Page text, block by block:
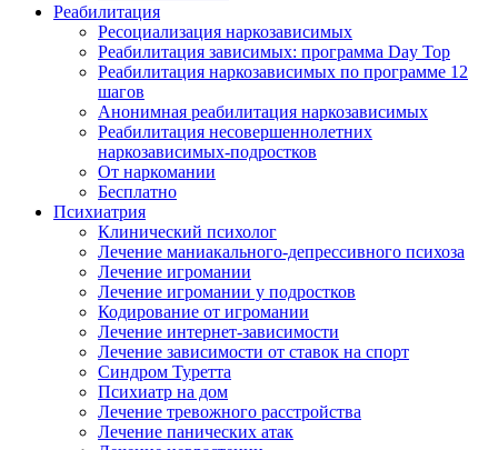
Реабилитация
Ресоциализация наркозависимых
Реабилитация зависимых: программа Day Top
Реабилитация наркозависимых по программе 12
шагов
Анонимная реабилитация наркозависимых
Реабилитация несовершеннолетних
наркозависимых-подростков
От наркомании
Бесплатно
Психиатрия
Клинический психолог
Лечение маниакального-депрессивного психоза
Лечение игромании
Лечение игромании у подростков
Кодирование от игромании
Лечение интернет-зависимости
Лечение зависимости от ставок на спорт
Синдром Туретта
Психиатр на дом
Лечение тревожного расстройства
Лечение панических атак